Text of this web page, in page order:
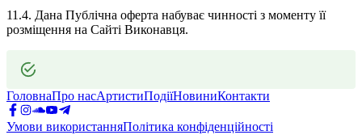
11.4. Дана Публічна оферта набуває чинності з моменту її
розміщення на Сайті Виконавця.
ГоловнаПро насАртистиПодіїНовиниКонтакти
Умови використанняПолітика конфіденційності